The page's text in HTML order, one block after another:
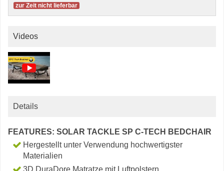
zur Zeit nicht lieferbar
Videos
Details
FEATURES: SOLAR TACKLE SP C-TECH BEDCHAIR
Hergestellt unter Verwendung hochwertigster
Materialien
3D DuraDore Matratze mit Luftpolstern